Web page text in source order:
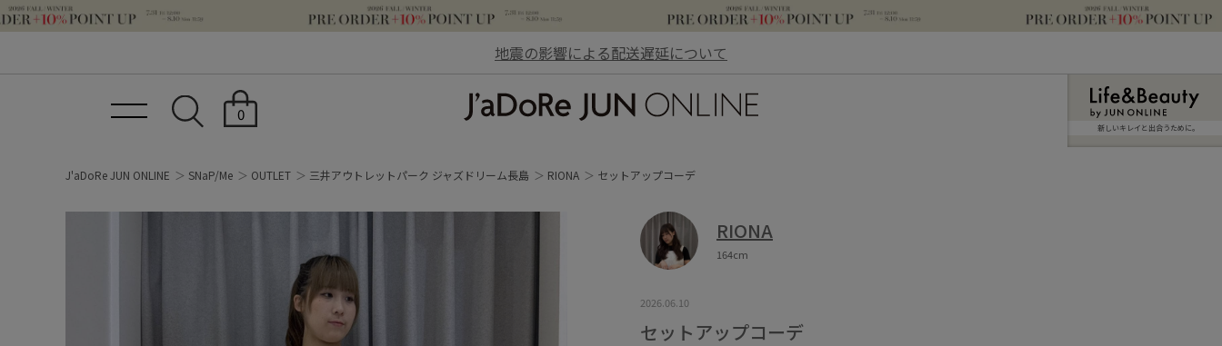
地震の影響による配送遅延について
0
新しいキレイと出合うために。
J'aDoRe JUN ONLINE SNaP/Me OUTLET 三井アウトレットパーク ジャズドリーム長島 RIONA セットアップコーデ
RIONA
164cm
2026.06.10
セットアップコーデ